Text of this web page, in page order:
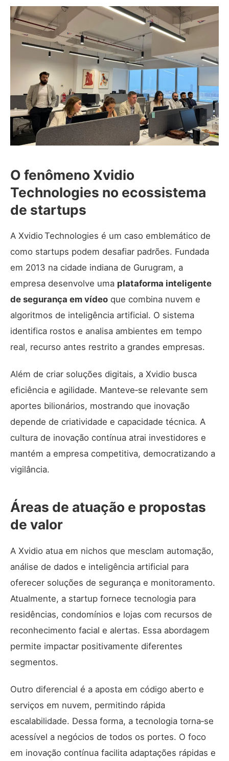
O fenômeno Xvidio
Technologies no ecossistema
de startups
A Xvidio Technologies é um caso emblemático de
como startups podem desafiar padrões. Fundada
em 2013 na cidade indiana de Gurugram, a
empresa desenvolve uma plataforma inteligente
de segurança em vídeo que combina nuvem e
algoritmos de inteligência artificial. O sistema
identifica rostos e analisa ambientes em tempo
real, recurso antes restrito a grandes empresas.
Além de criar soluções digitais, a Xvidio busca
eficiência e agilidade. Manteve‑se relevante sem
aportes bilionários, mostrando que inovação
depende de criatividade e capacidade técnica. A
cultura de inovação contínua atrai investidores e
mantém a empresa competitiva, democratizando a
vigilância.
Áreas de atuação e propostas
de valor
A Xvidio atua em nichos que mesclam automação,
análise de dados e inteligência artificial para
oferecer soluções de segurança e monitoramento.
Atualmente, a startup fornece tecnologia para
residências, condomínios e lojas com recursos de
reconhecimento facial e alertas. Essa abordagem
permite impactar positivamente diferentes
segmentos.
Outro diferencial é a aposta em código aberto e
serviços em nuvem, permitindo rápida
escalabilidade. Dessa forma, a tecnologia torna‑se
acessível a negócios de todos os portes. O foco
em inovação contínua facilita adaptações rápidas e